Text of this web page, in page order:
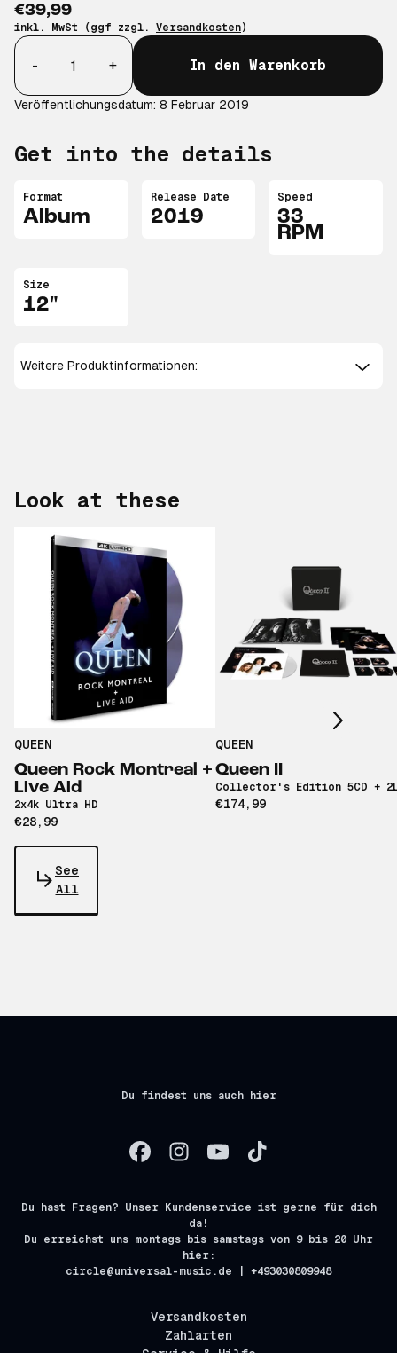
€39,99
inkl. MwSt (ggf zzgl. Versandkosten)
Anzahl
-
+ In den Warenkorb
Veröffentlichungsdatum: 8 Februar 2019
Get into the details
Format
Album
Release Date
2019
Speed
33
RPM
Size
12"
Weitere Produktinformationen:
Look at these
QUEEN
Queen Rock Montreal +
Live Aid
2x4k Ultra HD
€28,99
QUEEN
Queen II
Collector's Edition 5CD +
€174,99
Scroll right
See
All
Du findest uns auch hier
Du hast Fragen? Unser Kundenservice ist gerne für dich
da!
Du erreichst uns montags bis samstags von 9 bis 20 Uhr
hier:
circle@universal-music.de | +493030809948
Versandkosten
Zahlarten